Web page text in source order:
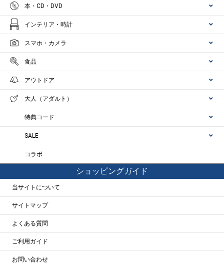
本・CD・DVD
インテリア・時計
スマホ・カメラ
食品
アウトドア
大人（アダルト）
特典コード
SALE
コラボ
ショッピングガイド
当サイトについて
サイトマップ
よくある質問
ご利用ガイド
お問い合わせ